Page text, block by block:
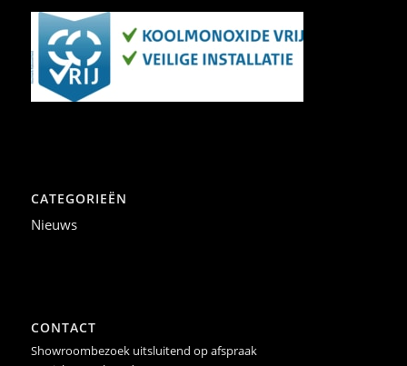
CATEGORIEËN
Nieuws
CONTACT
Showroombezoek uitsluitend op afspraak